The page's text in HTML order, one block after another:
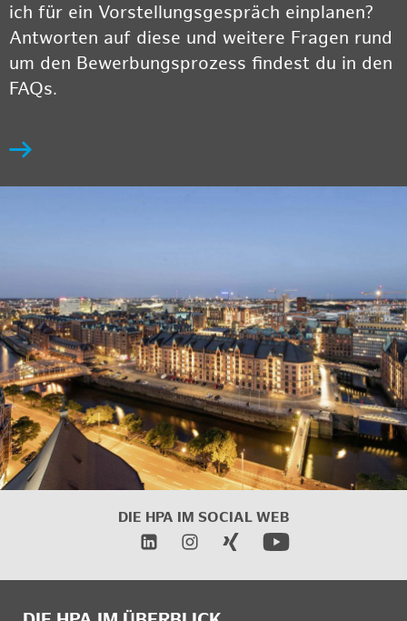
ich für ein Vorstellungsgespräch einplanen?
Antworten auf diese und weitere Fragen rund
um den Bewerbungsprozess findest du in den
FAQs.
DIE HPA IM SOCIAL WEB